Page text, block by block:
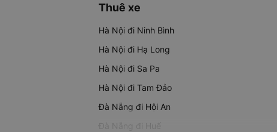
Thuê xe
Hà Nội đi Ninh Bình
Hà Nội đi Hạ Long
Hà Nội đi Sa Pa
Hà Nội đi Tam Đảo
Đà Nẵng đi Hội An
Đà Nẵng đi Huế